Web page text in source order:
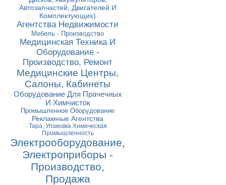
Автозапчастей, Двигателей И
Комплектующих)
Агентства Недвижимости
Мебель - Производство
Медицинская Техника И
Оборудование -
Производство, Ремонт
Медицинские Центры,
Салоны, Кабинеты
Оборудование Для Прачечных
И Химчисток
Промышленное Оборудование
Рекламные Агентства
Тара, Упаковка Химическая
Промышленность
Электрооборудование,
Электроприборы -
Производство,
Продажа